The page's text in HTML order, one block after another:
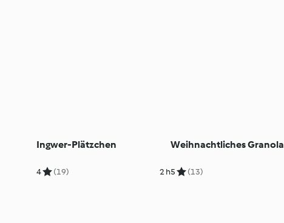
Ingwer-Plätzchen
4 (19) 2 h
Weihnachtliches Granola
5 (13)